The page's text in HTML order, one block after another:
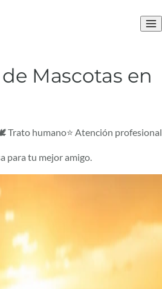
Mascotas en
Trato humano⭐ Atención profesional
para tu mejor amigo.